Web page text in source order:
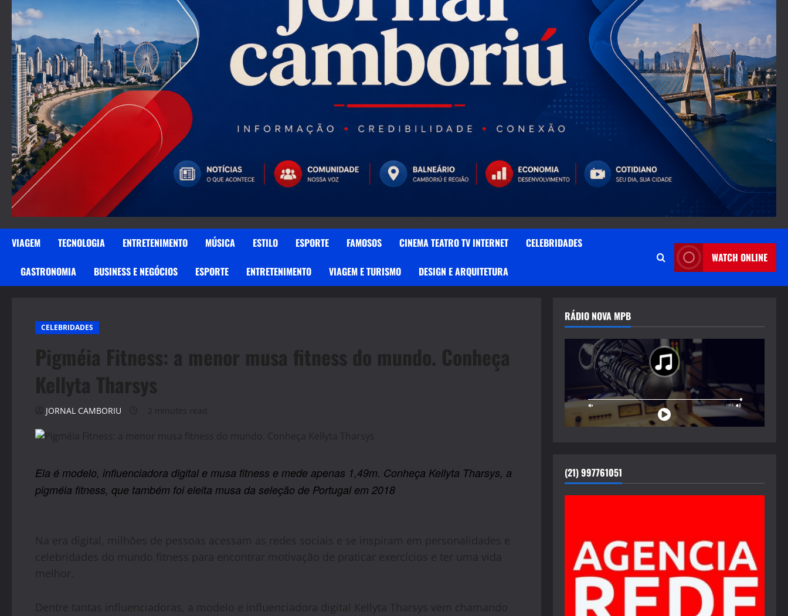
VIAGEM TECNOLOGIA ENTRETENIMENTO MÚSICA ESTILO ESPORTE FAMOSOS CINEMA TEATRO TV INTERNET CELEBRIDADES
GASTRONOMIA BUSINESS E NEGÓCIOS ESPORTE ENTRETENIMENTO VIAGEM E TURISMO DESIGN E ARQUITETURA
WATCH ONLINE
CELEBRIDADES
Pigméia Fitness: a menor musa fitness do mundo. Conheça
Kellyta Tharsys
JORNAL CAMBORIU 2 minutes read
Ela é modelo, influenciadora digital e musa fitness e mede apenas 1,49m. Conheça Kellyta Tharsys, a
pigméia fitness, que também foi eleita musa da seleção de Portugal em 2018
Na era digital, milhões de pessoas acessam as redes sociais e se inspiram em personalidades e
celebridades do mundo fitness para encontrar motivação de praticar exercícios e ter uma vida
melhor.
Dentre tantas influenciadoras, a modelo e influenciadora digital Kellyta Tharsys vem chamando
RÁDIO NOVA MPB
(21) 997761051